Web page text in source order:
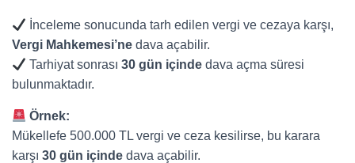
İnceleme sonucunda tarh edilen vergi ve cezaya karşı,
Vergi Mahkemesi’ne dava açabilir.
Tarhiyat sonrası30 gün içinde dava açma süresi
bulunmaktadır.
Örnek:
Mükellefe 500.000 TL vergi ve ceza kesilirse, bu karara
karşı 30 gün içinde dava açabilir.